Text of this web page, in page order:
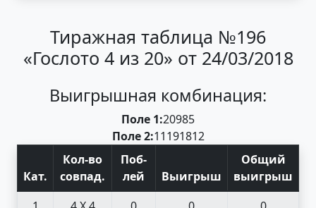
Тиражная таблица №196
«Гослото 4 из 20» от 24/03/2018
Выигрышная комбинация:
Поле 1:20985
Поле 2:11191812
Кат.
Кол-во
совпад.
Поб-
лей
Выигрыш
Общий
выигрыш